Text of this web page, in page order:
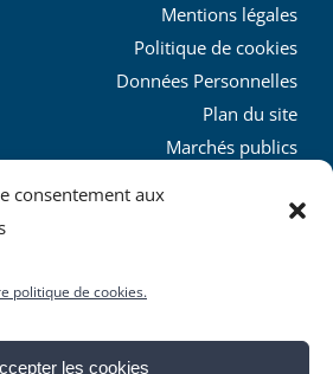
consentement aux
politique de cookies.
les cookies
Mentions légales
Politique de cookies
Données Personnelles
Plan du site
Marchés publics
L’agglo recrute